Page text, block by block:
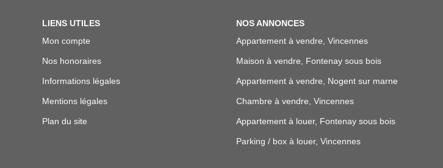
LIENS UTILES
Mon compte
Nos honoraires
Informations légales
Mentions légales
Plan du site
NOS ANNONCES
Appartement à vendre, Vincennes
Maison à vendre, Fontenay sous bois
Appartement à vendre, Nogent sur marne
Chambre à vendre, Vincennes
Appartement à louer, Fontenay sous bois
Parking / box à louer, Vincennes